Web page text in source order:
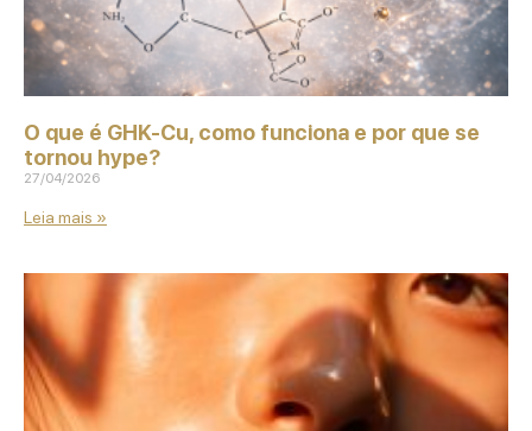
O que é GHK‑Cu, como funciona e por que se
tornou hype?
27/04/2026
Leia mais »